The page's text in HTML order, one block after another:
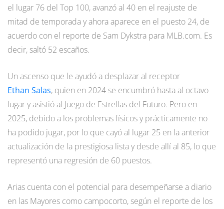
el lugar 76 del Top 100, avanzó al 40 en el reajuste de
mitad de temporada y ahora aparece en el puesto 24, de
acuerdo con el reporte de Sam Dykstra para MLB.com. Es
decir, saltó 52 escaños.
Un ascenso que le ayudó a desplazar al receptor
Ethan Salas, quien en 2024 se encumbró hasta al octavo
lugar y asistió al Juego de Estrellas del Futuro. Pero en
2025, debido a los problemas físicos y prácticamente no
ha podido jugar, por lo que cayó al lugar 25 en la anterior
actualización de la prestigiosa lista y desde allí al 85, lo que
representó una regresión de 60 puestos.
Arias cuenta con el potencial para desempeñarse a diario
en las Mayores como campocorto, según el reporte de los